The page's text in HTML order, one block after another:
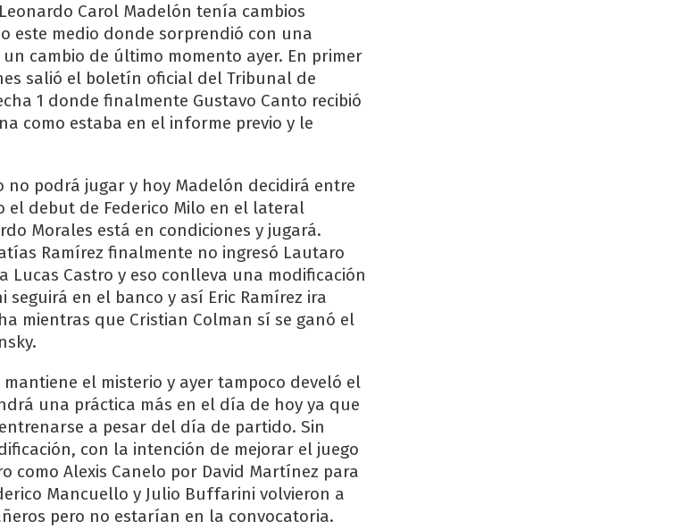
Carol Madelón tenía cambios
este medio donde sorprendió con una
cambio de último momento ayer. En primer
salió el boletín oficial del Tribunal de
1 donde finalmente Gustavo Canto recibió
como estaba en el informe previo y le
no podrá jugar y hoy Madelón decidirá entre
el debut de Federico Milo en el lateral
Morales está en condiciones y jugará.
Ramírez finalmente no ingresó Lautaro
Lucas Castro y eso conlleva una modificación
en el banco y así Eric Ramírez ira
mientras que Cristian Colman sí se ganó el
mantiene el misterio y ayer tampoco develó el
una práctica más en el día de hoy ya que
a pesar del día de partido. Sin
con la intención de mejorar el juego
como Alexis Canelo por David Martínez para
Mancuello y Julio Buffarini volvieron a
pero no estarían en la convocatoria.